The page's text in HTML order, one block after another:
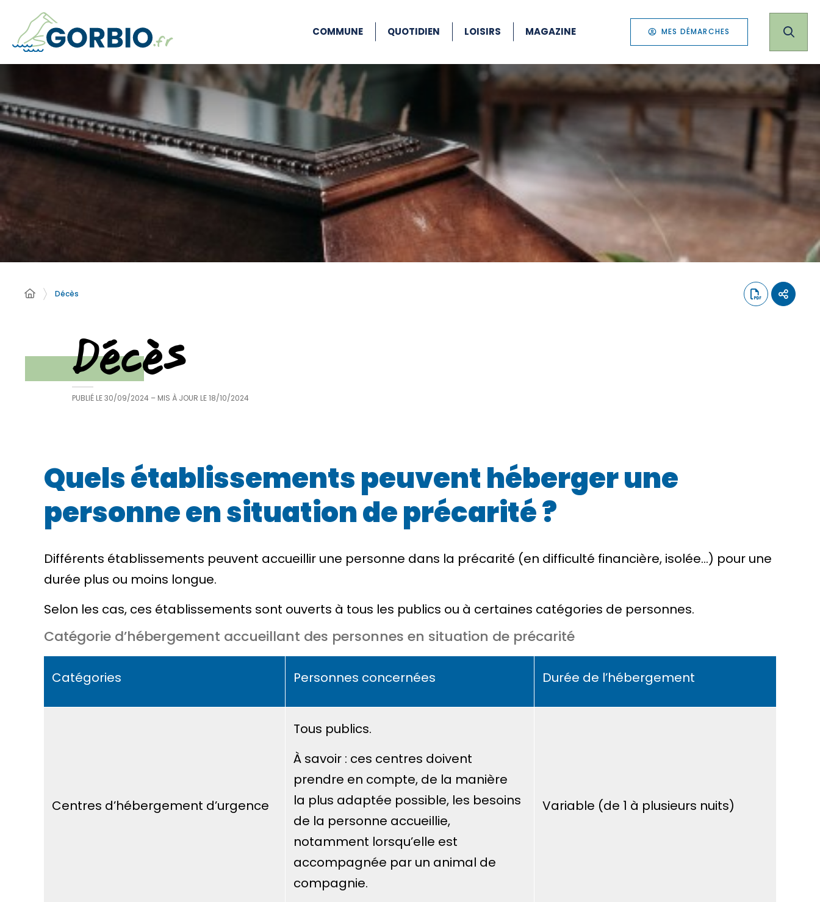
COMMUNE QUOTIDIEN LOISIRS MAGAZINE MES DÉMARCHES
Décès
Décès
PUBLIÉ LE30/09/2024 – MIS À JOUR LE18/10/2024
Quels établissements peuvent héberger une
personne en situation de précarité ?
Différents établissements peuvent accueillir une personne dans la précarité (en difficulté financière, isolée…) pour une
durée plus ou moins longue.
Selon les cas, ces établissements sont ouverts à tous les publics ou à certaines catégories de personnes.
Catégorie d’hébergement accueillant des personnes en situation de précarité
Catégories Personnes concernées Durée de l’hébergement
Centres d’hébergement d’urgence
Tous publics.
À savoir : ces centres doivent
prendre en compte, de la manière
la plus adaptée possible, les besoins
de la personne accueillie,
notamment lorsqu’elle est
accompagnée par un animal de
compagnie.
Variable (de 1 à plusieurs nuits)